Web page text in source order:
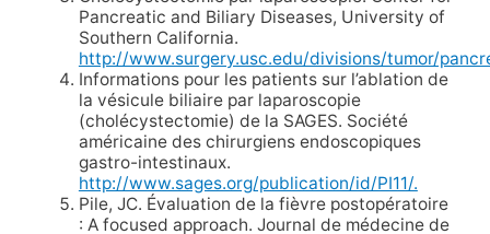
Pancreatic and Biliary Diseases, University of
Southern California.
http://www.surgery.usc.edu/divisions/tumor/
Informations pour les patients sur l’ablation de
la vésicule biliaire par laparoscopie
(cholécystectomie) de la SAGES. Société
américaine des chirurgiens endoscopiques
gastro-intestinaux.
http://www.sages.org/publication/id/PI11/.
Pile, JC. Évaluation de la fièvre postopératoire
: A focused approach. Journal de médecine de